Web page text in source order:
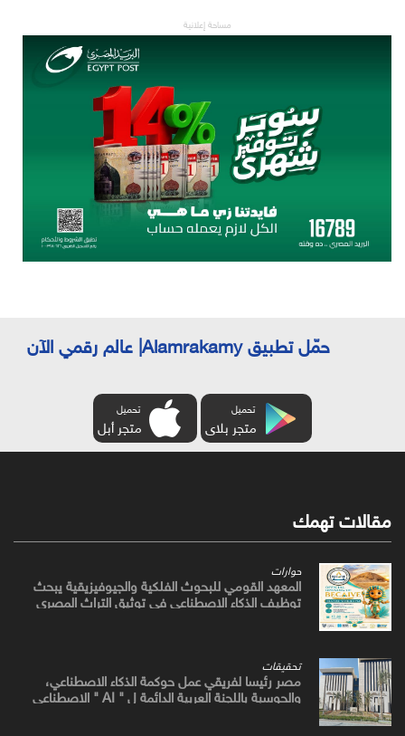
مساحة إعلانية
حمّل تطبيق Alamrakamy| عالم رقمي الآن
تحميل
متجر بلاى
تحميل
متجر أبل
مقالات تهمك
حوارات
المعهد القومي للبحوث الفلكية والجيوفيزيقية يبحث
توظيف الذكاء الاصطناعي في توثيق التراث المصري
تحقيقات
مصر رئيسا لفريقي عمل حوكمة الذكاء الاصطناعي،
والحوسبة باللجنة العربية الدائمة ل " AI " الاصطناعي